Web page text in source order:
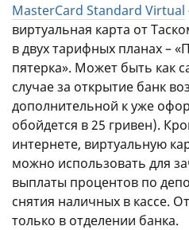
MasterCard Standard Virtual
виртуальная карта от
в двух тарифных планах –
пятерка». Может быть как
случае за открытие банк
дополнительной к уже
обойдется в 25 гривен).
интернете, виртуальную
можно использовать для
выплаты процентов по
снятия наличных в кассе.
только в отделении банка.